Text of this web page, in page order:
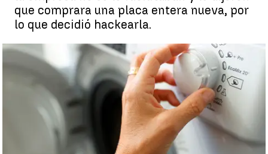
que comprara una placa entera nueva, por
lo que decidió hackearla.